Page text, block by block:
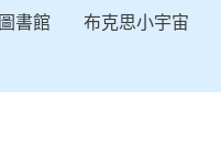
圖書館 布克思小宇宙